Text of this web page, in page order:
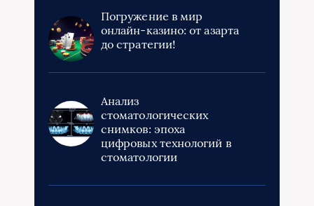
Погружение в мир
онлайн-казино: от азарта
до стратегии!
Анализ
стоматологических
снимков: эпоха
цифровых технологий в
стоматологии